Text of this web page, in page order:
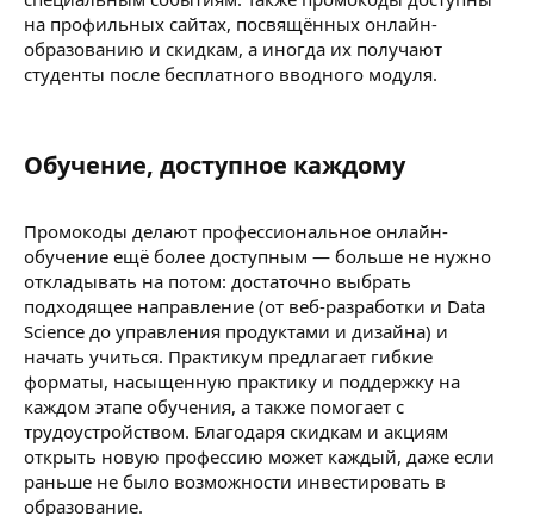
на профильных сайтах, посвящённых онлайн-
образованию и скидкам, а иногда их получают
студенты после бесплатного вводного модуля.
Обучение, доступное каждому​
Промокоды делают профессиональное онлайн-
обучение ещё более доступным — больше не нужно
откладывать на потом: достаточно выбрать
подходящее направление (от веб-разработки и Data
Science до управления продуктами и дизайна) и
начать учиться. Практикум предлагает гибкие
форматы, насыщенную практику и поддержку на
каждом этапе обучения, а также помогает с
трудоустройством. Благодаря скидкам и акциям
открыть новую профессию может каждый, даже если
раньше не было возможности инвестировать в
образование.